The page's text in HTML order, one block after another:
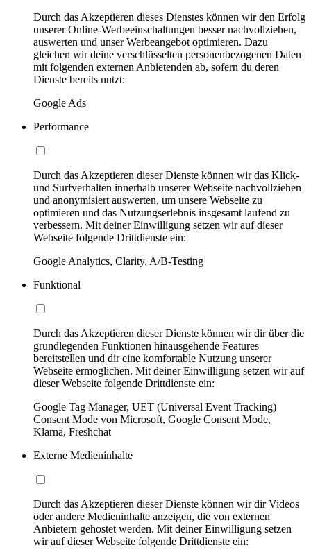
Durch das Akzeptieren dieses Dienstes können wir den Erfolg
unserer Online-Werbeeinschaltungen besser nachvollziehen,
auswerten und unser Werbeangebot optimieren. Dazu
gleichen wir deine verschlüsselten personenbezogenen Daten
mit folgenden externen Anbietenden ab, sofern du deren
Dienste bereits nutzt:
Google Ads
Performance
Durch das Akzeptieren dieser Dienste können wir das Klick-
und Surfverhalten innerhalb unserer Webseite nachvollziehen
und anonymisiert auswerten, um unsere Webseite zu
optimieren und das Nutzungserlebnis insgesamt laufend zu
verbessern. Mit deiner Einwilligung setzen wir auf dieser
Webseite folgende Drittdienste ein:
Google Analytics, Clarity, A/B-Testing
Funktional
Durch das Akzeptieren dieser Dienste können wir dir über die
grundlegenden Funktionen hinausgehende Features
bereitstellen und dir eine komfortable Nutzung unserer
Webseite ermöglichen. Mit deiner Einwilligung setzen wir auf
dieser Webseite folgende Drittdienste ein:
Google Tag Manager, UET (Universal Event Tracking)
Consent Mode von Microsoft, Google Consent Mode,
Klarna, Freshchat
Externe Medieninhalte
Durch das Akzeptieren dieser Dienste können wir dir Videos
oder andere Medieninhalte anzeigen, die von externen
Anbietern gehostet werden. Mit deiner Einwilligung setzen
wir auf dieser Webseite folgende Drittdienste ein: